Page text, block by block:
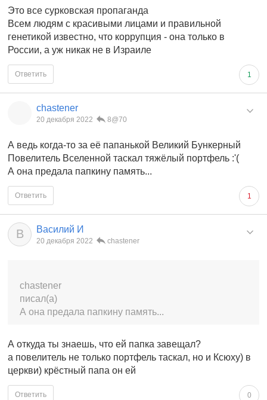
Это все сурковская пропаганда
Всем людям с красивыми лицами и правильной
генетикой известно, что коррупция - она только в
России, а уж никак не в Израиле
1
Ответить
chastener
20 декабря 2022 8@70
А ведь когда-то за её папанькой Великий Бункерный
Повелитель Вселенной таскал тяжёлый портфель :'(
А она предала папкину память...
1
Ответить
В Василий И
20 декабря 2022 chastener
chastener
писал(а)
А она предала папкину память...
А откуда ты знаешь, что ей папка завещал?
а повелитель не только портфель таскал, но и Ксюху) в
церкви) крёстный папа он ей
0
Ответить